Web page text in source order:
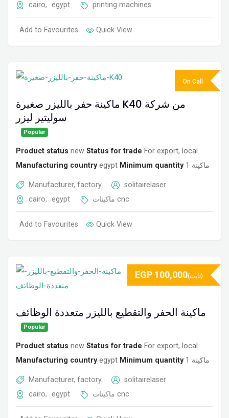
cairo, egypt printing machines
Add to Favourites Quick View
ماكينة حفر بالليزر صغيرة K40 من شركة
سوليتير ليزر
Popular
Product status new Status for trade For export, local
Manufacturing country egypt Minimum quantity 1 ماكينة
Manufacturer, factory
solitairelaser
cairo, egypt ماكينات cnc
Add to Favourites Quick View
On Call
ماكينة الحفر والتقطيع بالليزر متعددة الوظائف
Popular
Product status new Status for trade For export, local
Manufacturing country egypt Minimum quantity 1 ماكينة
Manufacturer, factory
solitairelaser
cairo, egypt ماكينات cnc
EGP 100,000 (ثابت)